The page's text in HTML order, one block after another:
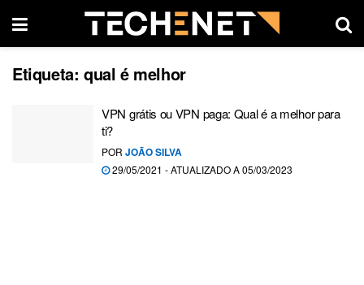
Etiqueta: qual é melhor
VPN grátis ou VPN paga: Qual é a melhor para
ti?
POR JOÃO SILVA
29/05/2021 - ATUALIZADO A 05/03/2023